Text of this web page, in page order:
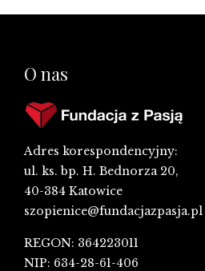
O nas
Adres korespondencyjny:
ul. ks. bp. H. Bednorza 20,
40-384 Katowice
szopienice@fundacjazpasja.pl
REGON: 364223011
NIP: 634-28-61-406